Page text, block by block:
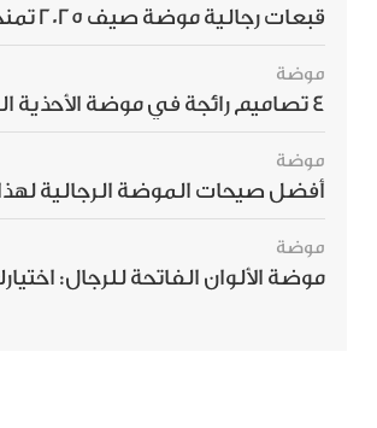
موضة
موضة
أفضل صيحات الموضة الرجالية
موضة